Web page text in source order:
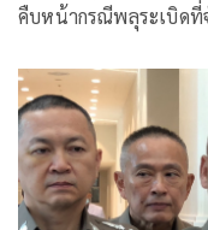
คืบหน้ากรณีพลุระเบิดที่จังหวั
ระเบิด สถานที่ทำงาน